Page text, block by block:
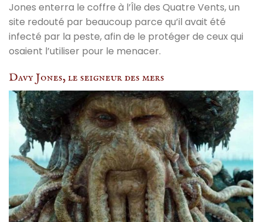
Jones enterra le coffre à l’Île des Quatre Vents, un
site redouté par beaucoup parce qu’il avait été
infecté par la peste, afin de le protéger de ceux qui
osaient l’utiliser pour le menacer.
Davy Jones, le seigneur des mers